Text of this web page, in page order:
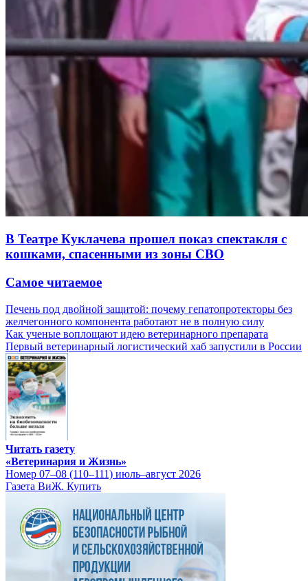
В Театре Куклачева прошел показ спектакля с
кошками, спасенными из зоны СВО
Самое читаемое
Печень под двойной защитой: почему гепатопротекторы без
желчегонного компонента работают не в полную силу
Как ученые воплощают идею ветеринарного препарата
Первый ветеринарный логистический хаб запустили в России
Читать газету
«Ветеринария и Жизнь»
Номер 07–08 (110–111) июль–август 2026
Газета ВиЖ. Купить